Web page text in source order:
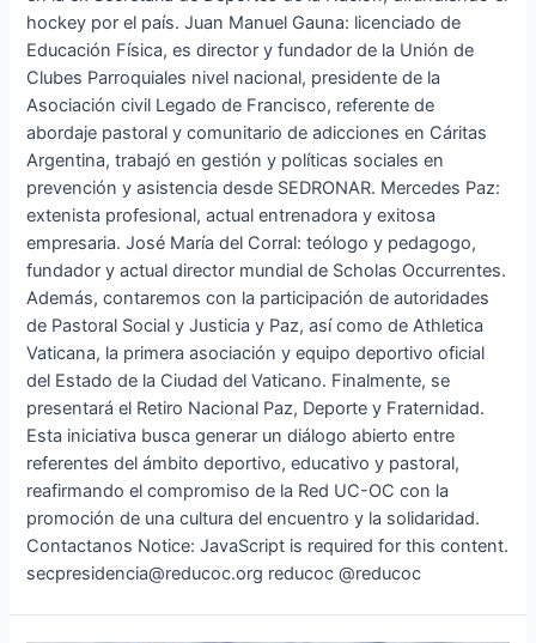
hockey por el país. Juan Manuel Gauna: licenciado de
Educación Física, es director y fundador de la Unión de
Clubes Parroquiales nivel nacional, presidente de la
Asociación civil Legado de Francisco, referente de
abordaje pastoral y comunitario de adicciones en Cáritas
Argentina, trabajó en gestión y políticas sociales en
prevención y asistencia desde SEDRONAR. Mercedes Paz:
extenista profesional, actual entrenadora y exitosa
empresaria. José María del Corral: teólogo y pedagogo,
fundador y actual director mundial de Scholas Occurrentes.
Además, contaremos con la participación de autoridades
de Pastoral Social y Justicia y Paz, así como de Athletica
Vaticana, la primera asociación y equipo deportivo oficial
del Estado de la Ciudad del Vaticano. Finalmente, se
presentará el Retiro Nacional Paz, Deporte y Fraternidad.
Esta iniciativa busca generar un diálogo abierto entre
referentes del ámbito deportivo, educativo y pastoral,
reafirmando el compromiso de la Red UC-OC con la
promoción de una cultura del encuentro y la solidaridad.
Contactanos Notice: JavaScript is required for this content.
secpresidencia@reducoc.org reducoc @reducoc